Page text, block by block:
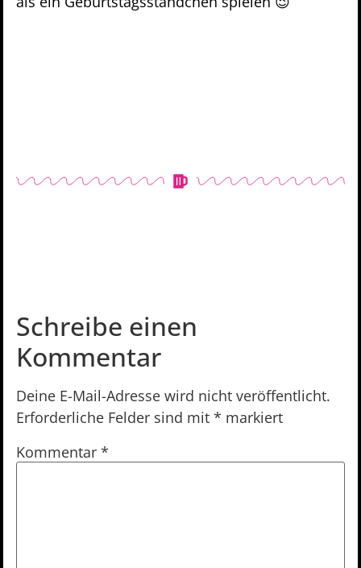
Schreibe einen
Kommentar
Deine E-Mail-Adresse wird nicht veröffentlicht.
Erforderliche Felder sind mit * markiert
Kommentar *